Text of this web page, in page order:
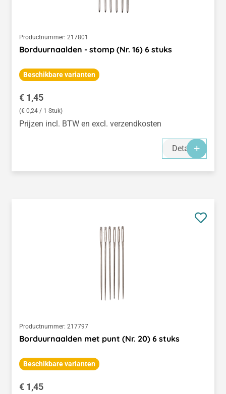
Productnummer: 217801
Borduurnaalden - stomp (Nr. 16) 6 stuks
Beschikbare varianten
Normale prijs:
€ 1,45
(€ 0,24 / 1 Stuk)
Prijzen incl. BTW en excl. verzendkosten
Details
Productnummer: 217797
Borduurnaalden met punt (Nr. 20) 6 stuks
Beschikbare varianten
Normale prijs:
€ 1,45